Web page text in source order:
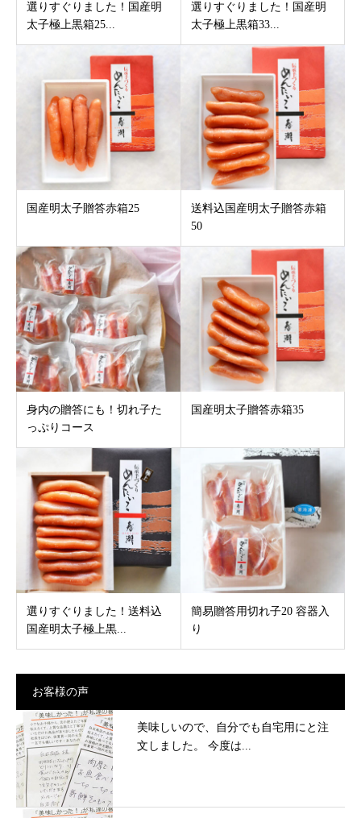
選りすぐりました！国産明
太子極上黒箱25...
選りすぐりました！国産明
太子極上黒箱33...
国産明太子贈答赤箱25
送料込国産明太子贈答赤箱
50
身内の贈答にも！切れ子た
っぷりコース
国産明太子贈答赤箱35
選りすぐりました！送料込
国産明太子極上黒...
簡易贈答用切れ子20 容器入
り
お客様の声
美味しいので、自分でも自宅用にと注
文しました。 今度は...